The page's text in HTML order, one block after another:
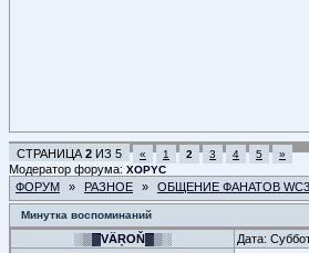
СТРАНИЦА 2 ИЗ 5 « 1 2 3 4 5 »
Модератор форума: XOPYC
ФОРУМ » РАЗНОЕ » ОБЩЕНИЕ ФАНАТОВ WC3
Минутка воспоминаний
░▒▓VÄŖOŇ▓▒░ Дата: